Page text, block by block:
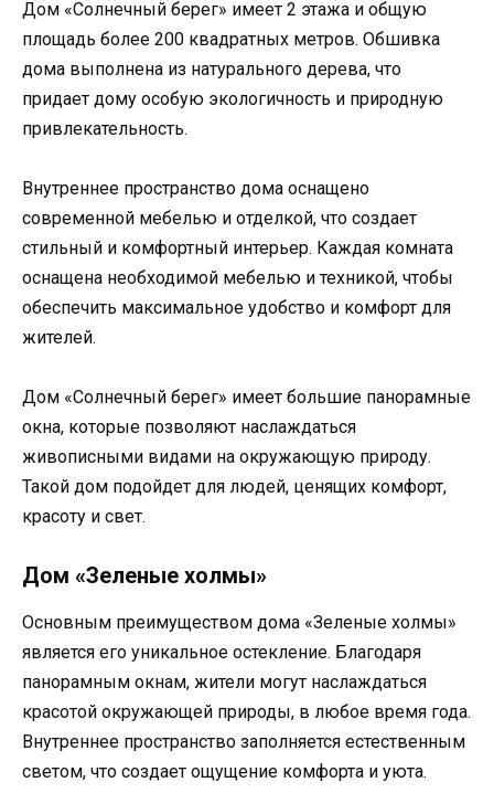
Дом «Солнечный берег» имеет 2 этажа и общую
площадь более 200 квадратных метров. Обшивка
дома выполнена из натурального дерева, что
придает дому особую экологичность и природную
привлекательность.
Внутреннее пространство дома оснащено
современной мебелью и отделкой, что создает
стильный и комфортный интерьер. Каждая комната
оснащена необходимой мебелью и техникой, чтобы
обеспечить максимальное удобство и комфорт для
жителей.
Дом «Солнечный берег» имеет большие панорамные
окна, которые позволяют наслаждаться
живописными видами на окружающую природу.
Такой дом подойдет для людей, ценящих комфорт,
красоту и свет.
Дом «Зеленые холмы»
Основным преимуществом дома «Зеленые холмы»
является его уникальное остекление. Благодаря
панорамным окнам, жители могут наслаждаться
красотой окружающей природы, в любое время года.
Внутреннее пространство заполняется естественным
светом, что создает ощущение комфорта и уюта.